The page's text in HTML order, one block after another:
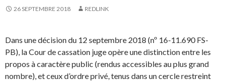
26 SEPTEMBRE 2018 REDLINK
Dans une décision du 12 septembre 2018 (nº 16-11.690 FS-
PB), la Cour de cassation juge opère une distinction entre les
propos à caractère public (rendus accessibles au plus grand
nombre), et ceux d’ordre privé, tenus dans un cercle restreint